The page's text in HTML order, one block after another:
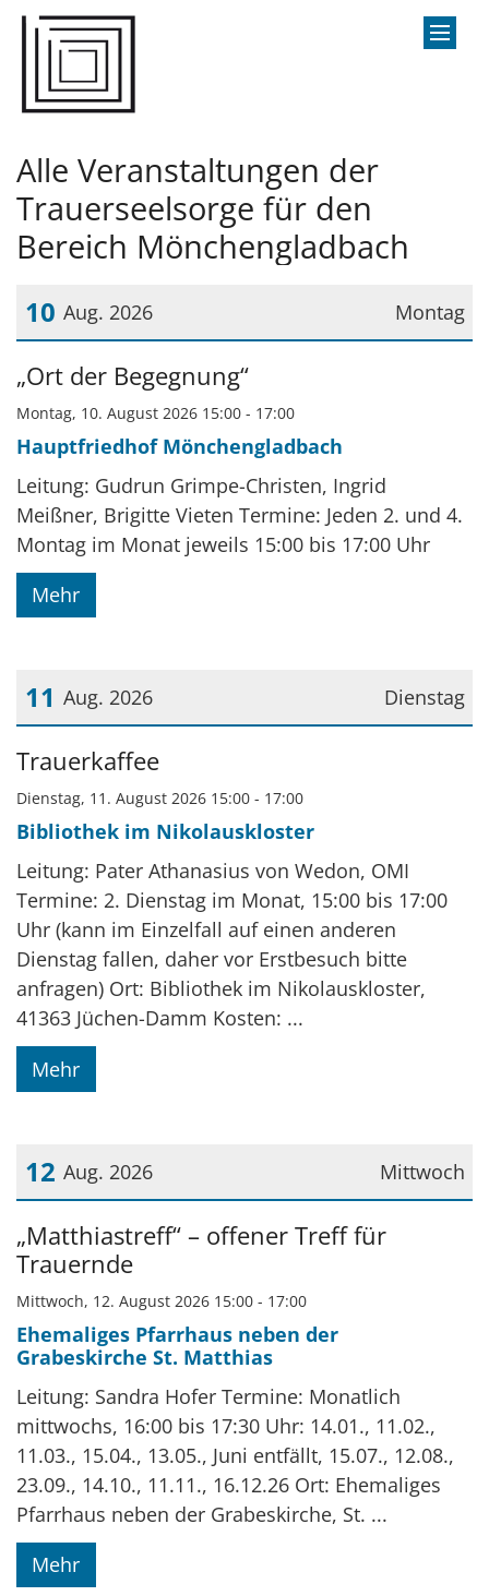
Zum Inhalt springen
Alle Veranstaltungen der
Trauerseelsorge für den
Bereich Mönchengladbach
Montag
10 Aug. 2026
Datum: 10. August 2026
„Ort der Begegnung“
Montag, 10. August 2026 15:00 - 17:00
Hauptfriedhof Mönchengladbach
Leitung: Gudrun Grimpe-Christen, Ingrid
Meißner, Brigitte Vieten Termine: Jeden 2. und 4.
Montag im Monat jeweils 15:00 bis 17:00 Uhr
Mehr
Dienstag
11 Aug. 2026
Datum: 11. August 2026
Trauerkaffee
Dienstag, 11. August 2026 15:00 - 17:00
Bibliothek im Nikolauskloster
Leitung: Pater Athanasius von Wedon, OMI
Termine: 2. Dienstag im Monat, 15:00 bis 17:00
Uhr (kann im Einzelfall auf einen anderen
Dienstag fallen, daher vor Erstbesuch bitte
anfragen) Ort: Bibliothek im Nikolauskloster,
41363 Jüchen-Damm Kosten: ...
Mehr
Mittwoch
12 Aug. 2026
Datum: 12. August 2026
„Matthiastreff“ – offener Treff für
Trauernde
Mittwoch, 12. August 2026 15:00 - 17:00
Ehemaliges Pfarrhaus neben der
Grabeskirche St. Matthias
Leitung: Sandra Hofer Termine: Monatlich
mittwochs, 16:00 bis 17:30 Uhr: 14.01., 11.02.,
11.03., 15.04., 13.05., Juni entfällt, 15.07., 12.08.,
23.09., 14.10., 11.11., 16.12.26 Ort: Ehemaliges
Pfarrhaus neben der Grabeskirche, St. ...
Mehr